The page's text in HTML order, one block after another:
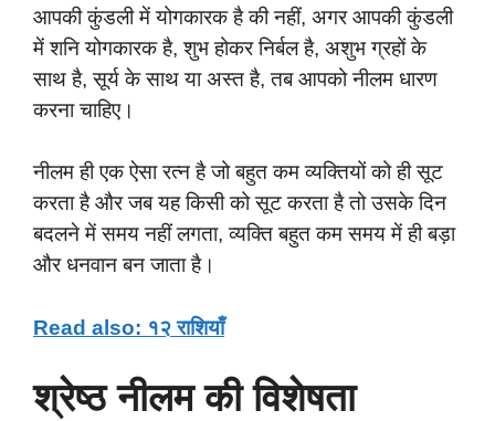
आपकी कुंडली में योगकारक है की नहीं, अगर आपकी कुंडली
में शनि योगकारक है, शुभ होकर निर्बल है, अशुभ ग्रहों के
साथ है, सूर्य के साथ या अस्त है, तब आपको नीलम धारण
करना चाहिए।
नीलम ही एक ऐसा रत्न है जो बहुत कम व्यक्तियों को ही सूट
करता है और जब यह किसी को सूट करता है तो उसके दिन
बदलने में समय नहीं लगता, व्यक्ति बहुत कम समय में ही बड़ा
और धनवान बन जाता है।
Read also: १२ राशियाँ
श्रेष्ठ नीलम की विशेषता